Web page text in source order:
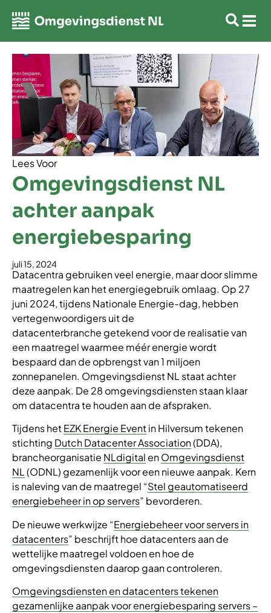
Lees Voor
Omgevingsdienst NL
achter aanpak
energiebesparing
juli 15, 2024
Datacentra gebruiken veel energie, maar door slimme
maatregelen kan het energiegebruik omlaag. Op 27
juni 2024, tijdens Nationale Energie-dag, hebben
vertegenwoordigers uit de
datacenterbranche getekend voor de realisatie van
een maatregel waarmee méér energie wordt
bespaard dan de opbrengst van 1 miljoen
zonnepanelen. Omgevingsdienst NL staat achter
deze aanpak. De 28 omgevingsdiensten staan klaar
om datacentra te houden aan de afspraken.
Tijdens hetEZK Energie Eventin Hilversum tekenen
stichting Dutch Datacenter Association(DDA),
brancheorganisatie NLdigitalenOmgevingsdienst
NL(ODNL) gezamenlijk voor een nieuwe aanpak. Kern
is naleving van de maatregel “Stel geautomatiseerd
energiebeheer in op servers” bevorderen.
De nieuwe werkwijze “Energiebeheer voor servers in
datacenters” beschrijft hoe datacenters aan de
wettelijke maatregel voldoen en hoe de
omgevingsdiensten daarop gaan controleren.
Omgevingsdiensten en datacenters tekenen
gezamenlijke aanpak voor energiebesparing servers –